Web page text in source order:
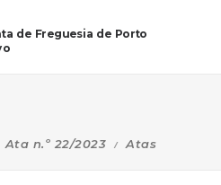
de Freguesia de Porto
Ata n.º 22/2023 Atas